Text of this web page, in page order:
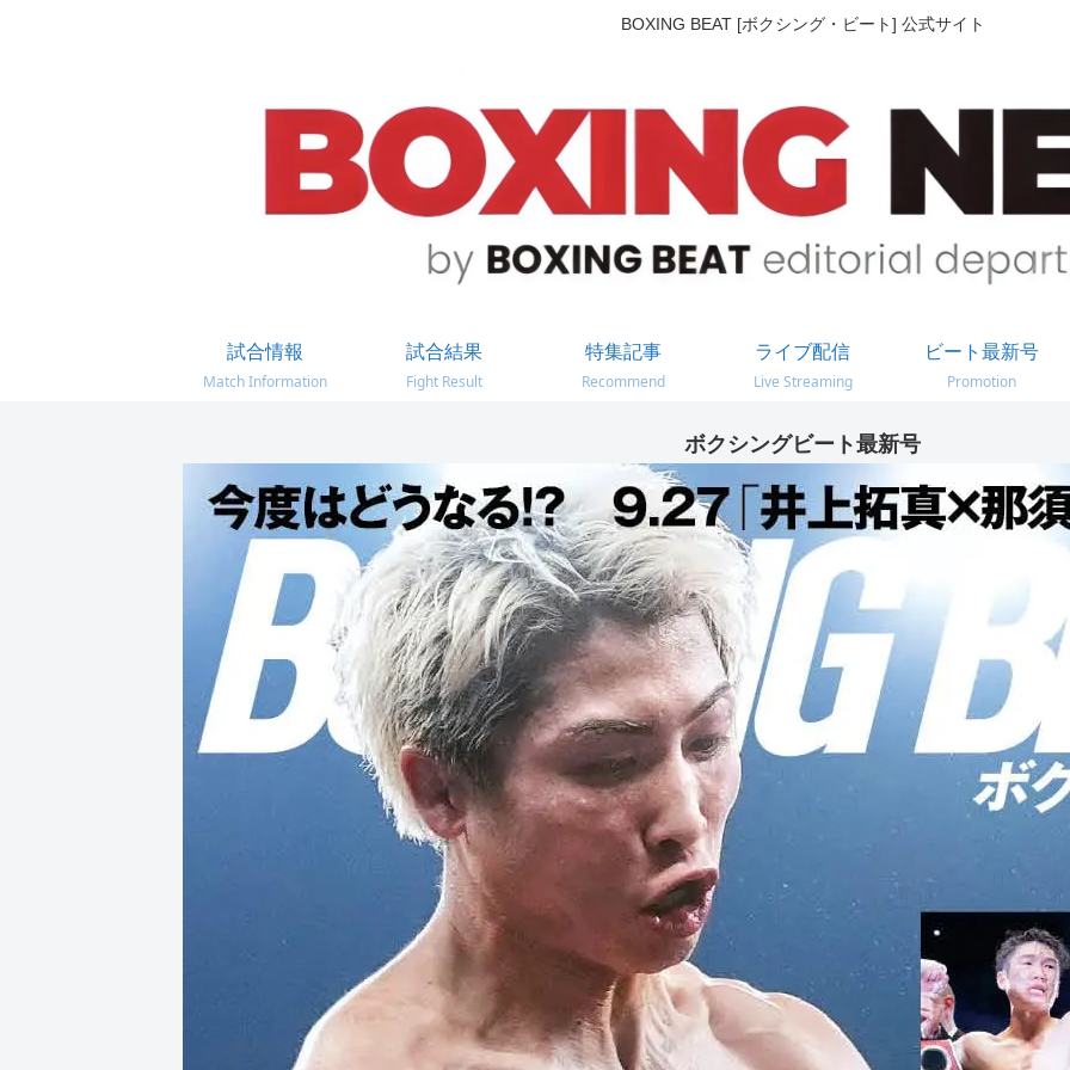
BOXING BEAT [ボクシング・ビート] 公式サイト
試合情報
Match Information
試合結果
Fight Result
特集記事
Recommend
ライブ配信
Live Streaming
ビート最新号
Promotion
ボクシングビート最新号